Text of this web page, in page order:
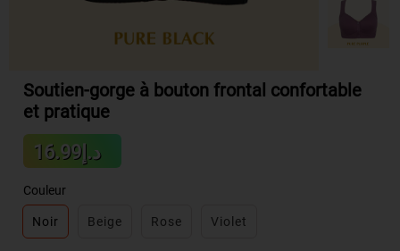
Soutien-gorge à bouton frontal confortable
et pratique
Sale
price
د.إ16.99
price
Couleur
Noir Beige Rose Violet